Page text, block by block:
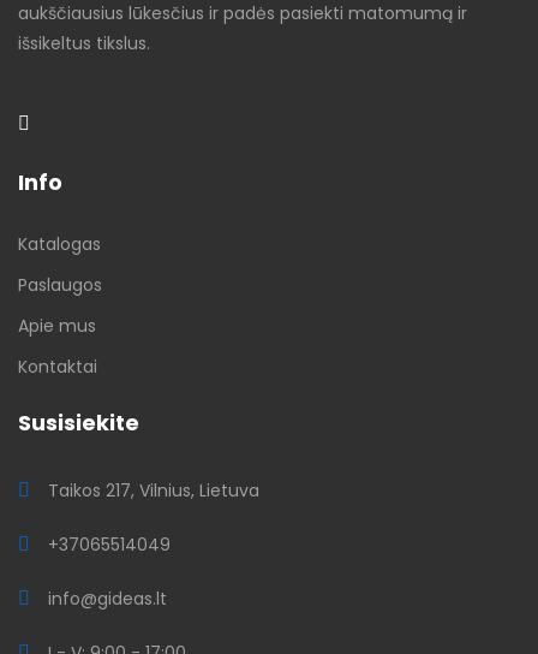
aukščiausius lūkesčius ir padės pasiekti matomumą ir
išsikeltus tikslus.
Info
Katalogas
Paslaugos
Apie mus
Kontaktai
Susisiekite
Taikos 217, Vilnius, Lietuva
+37065514049
info@gideas.lt